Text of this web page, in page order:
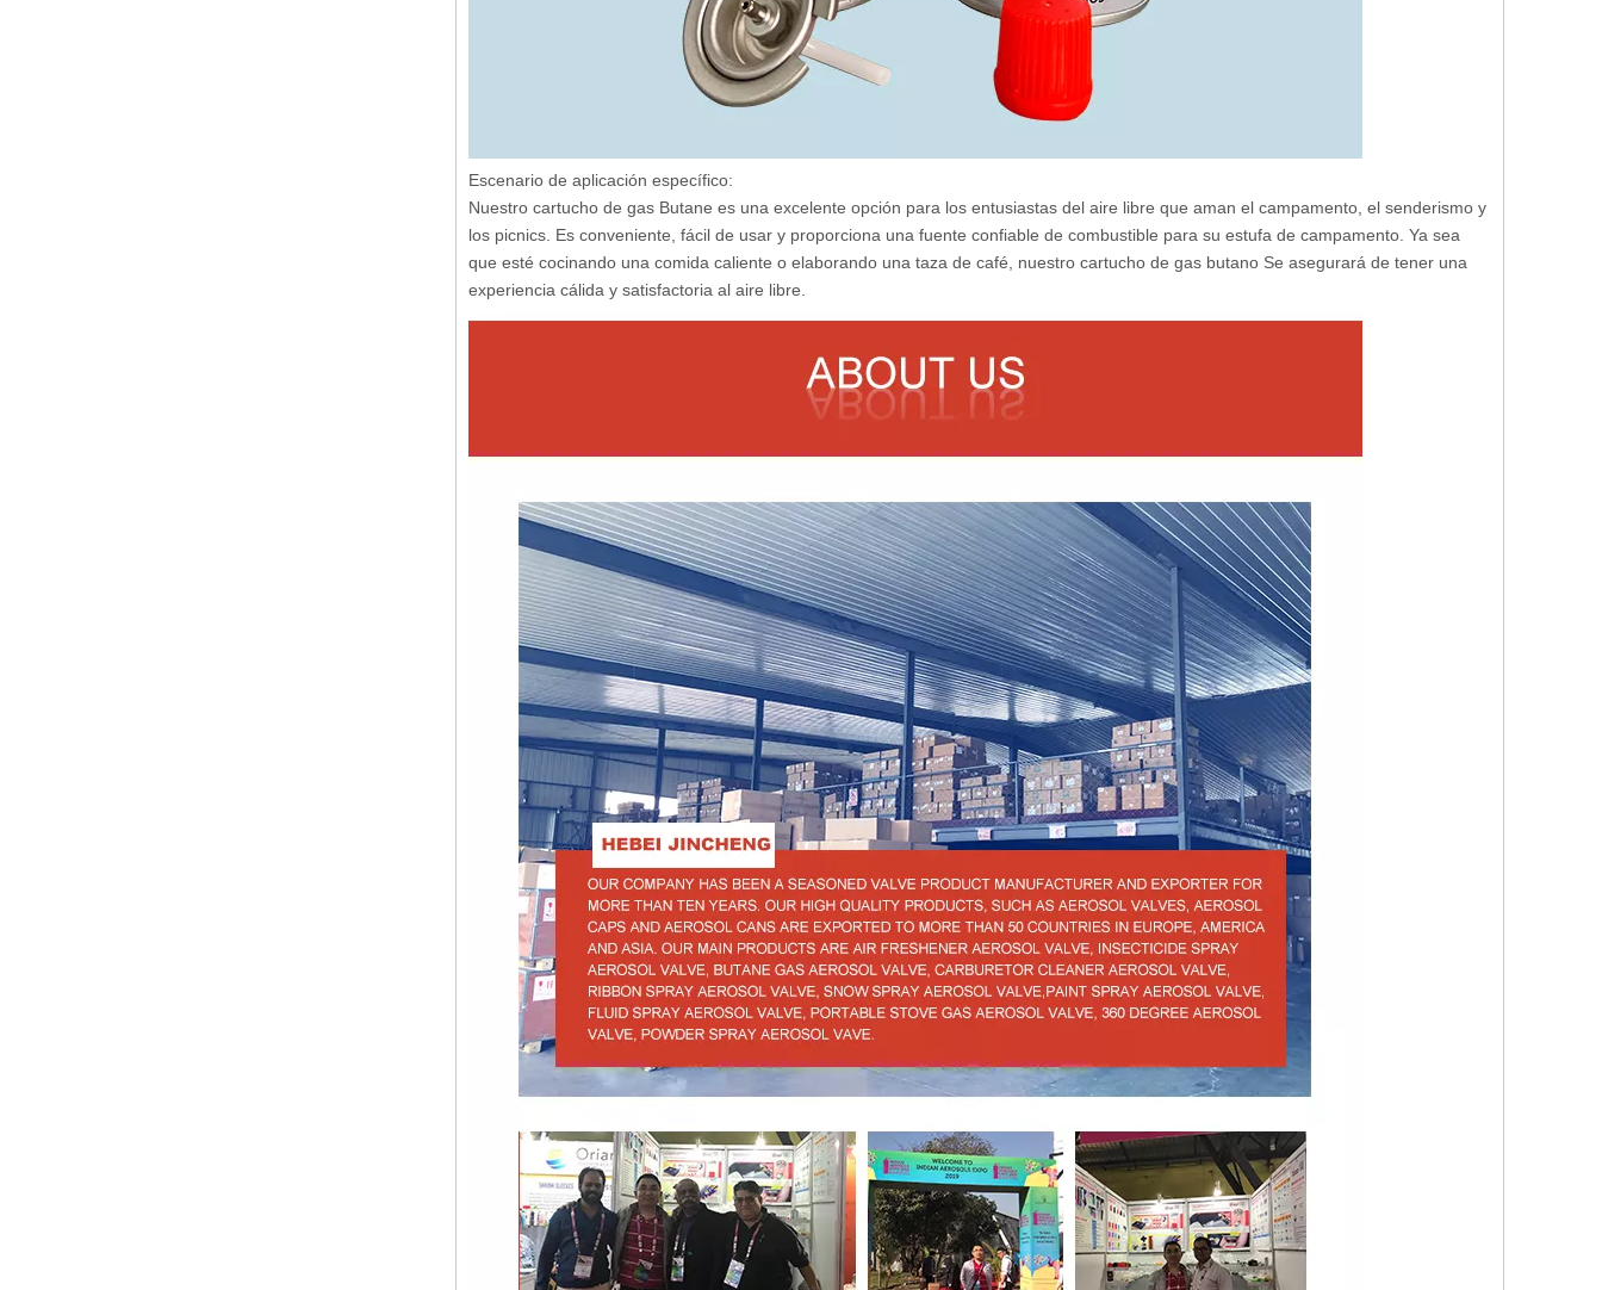
Escenario de aplicación específico:
Nuestro cartucho de gas Butane es una excelente opción para los entusiastas del aire libre que aman el campamento, el senderismo y
los picnics. Es conveniente, fácil de usar y proporciona una fuente confiable de combustible para su estufa de campamento. Ya sea
que esté cocinando una comida caliente o elaborando una taza de café, nuestro cartucho de gas butano Se asegurará de tener una
experiencia cálida y satisfactoria al aire libre.